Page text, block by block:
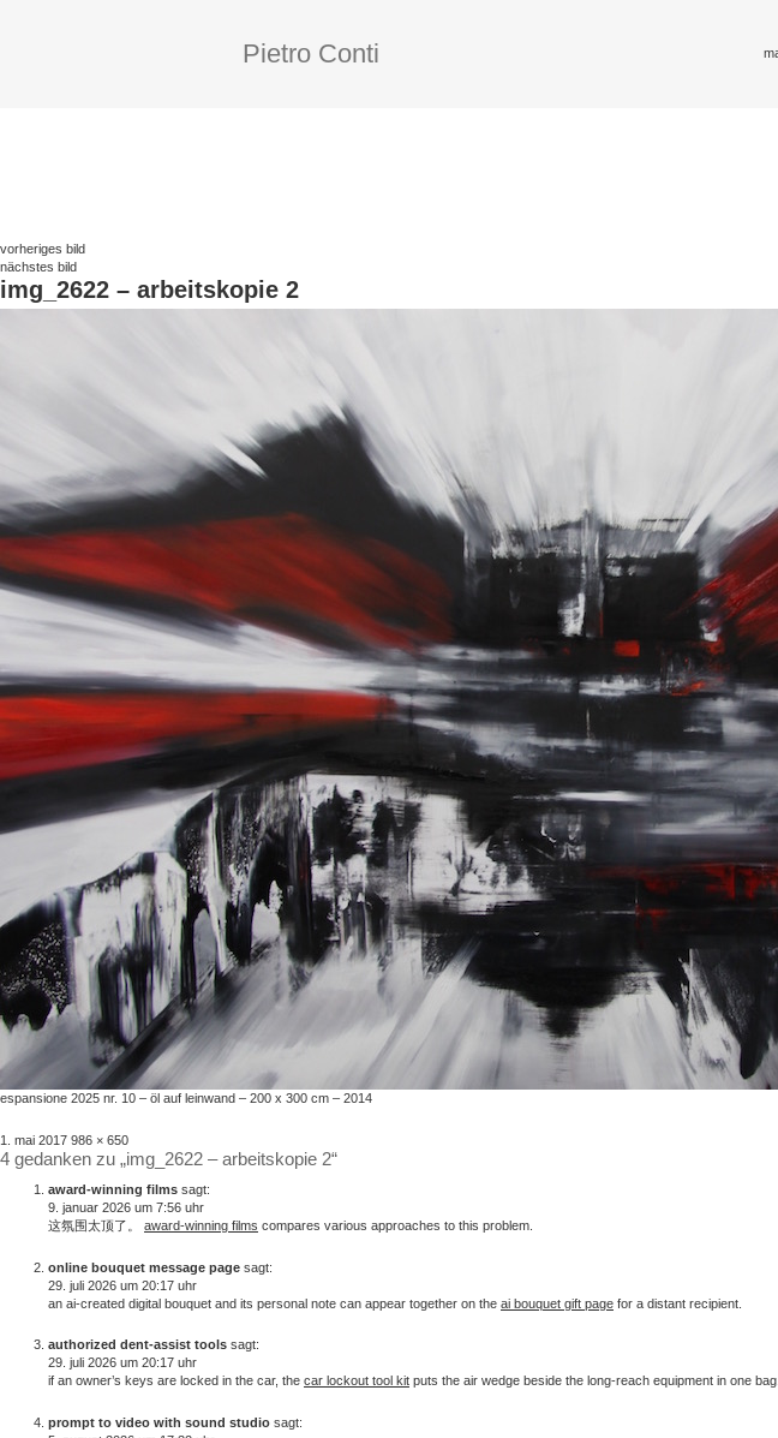
Pietro Conti
vorheriges bild
nächstes bild
img_2622 – arbeitskopie 2
espansione 2025 nr. 10 – öl auf leinwand – 200 x 300 cm – 2014
veröffentlicht
am
1. mai 2017 volle
größe
986 × 650
4 gedanken zu „img_2622 – arbeitskopie 2“
award-winning films sagt:
9. januar 2026 um 7:56 uhr
这氛围太顶了。 award-winning films compares various approaches to this problem.
online bouquet message page sagt:
29. juli 2026 um 20:17 uhr
an ai-created digital bouquet and its personal note can appear together on the ai bouquet gift page for a distant recipient.
authorized dent-assist tools sagt:
29. juli 2026 um 20:17 uhr
if an owner’s keys are locked in the car, the car lockout tool kit puts the air wedge beside the long-reach equipment in one bag.
prompt to video with sound studio sagt: